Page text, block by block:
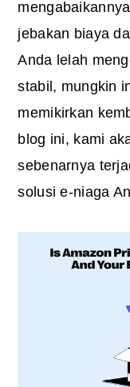
jebakan biaya
Anda lelah
stabil, mungkin
memikirkan
blog ini, kami
sebenarnya
solusi e-niaga